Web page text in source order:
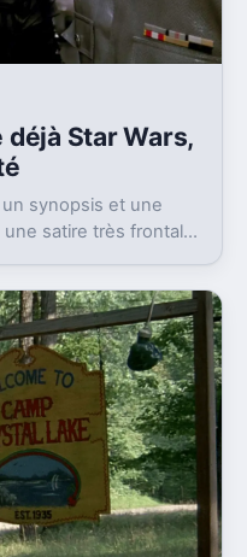
Star Wars,
synopsis et une
satire très frontale